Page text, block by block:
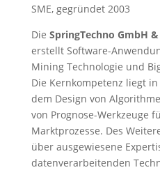
SME, gegründet 2003
Die SpringTechno GmbH &
erstellt Software-
Mining Technologie und
Die Kernkompetenz liegt
dem Design von
von Prognose-Werkzeuge
Marktprozesse. Des
über ausgewiesene
datenverarbeitenden